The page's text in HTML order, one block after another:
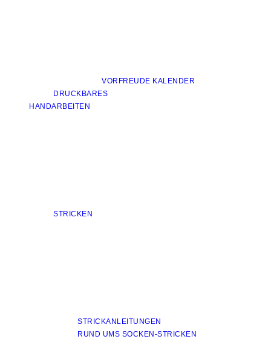
VORFREUDE KALENDER
DRUCKBARES
HANDARBEITEN
STRICKEN
STRICKANLEITUNGEN
RUND UMS SOCKEN-STRICKEN